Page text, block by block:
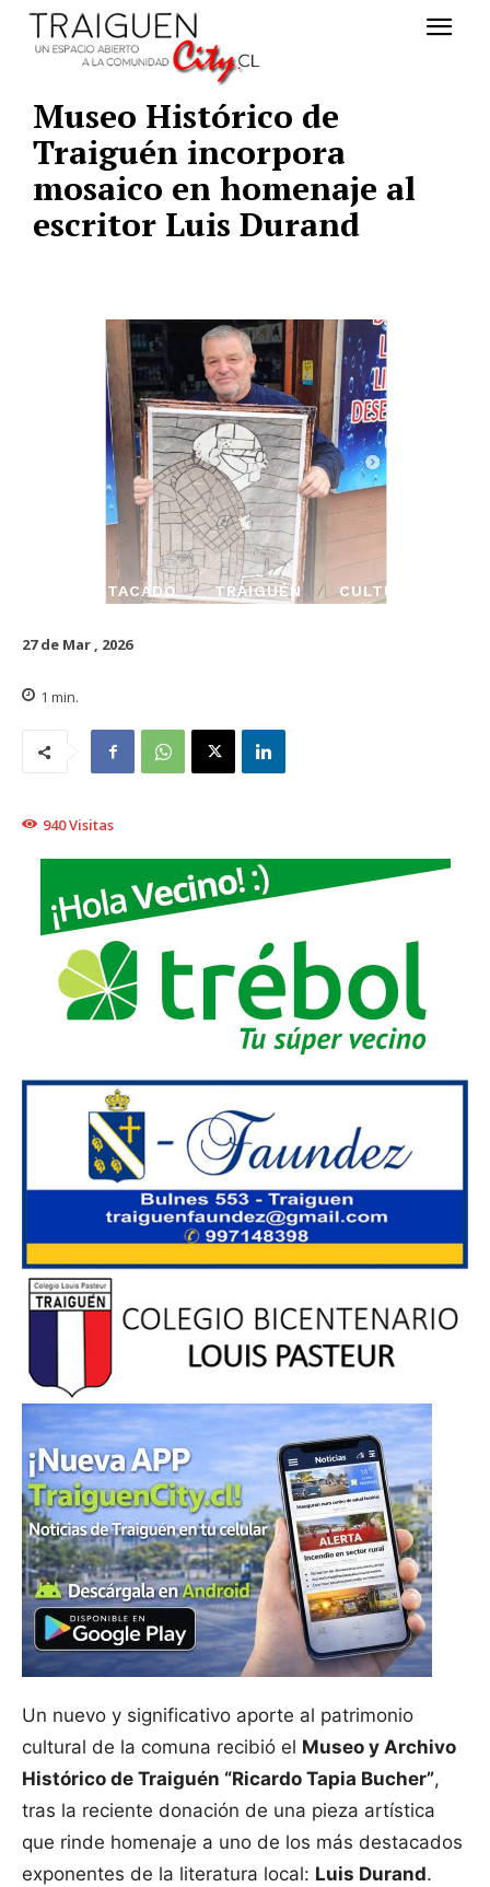
Museo Histórico de
Traiguén incorpora
mosaico en homenaje al
escritor Luis Durand
DESTACADO TRAIGUÉN CULTURA
27 de Mar , 2026
1 min.
940Visitas
Un nuevo y significativo aporte al patrimonio
cultural de la comuna recibió el Museo y Archivo
Histórico de Traiguén “Ricardo Tapia Bucher”,
tras la reciente donación de una pieza artística
que rinde homenaje a uno de los más destacados
exponentes de la literatura local: Luis Durand.